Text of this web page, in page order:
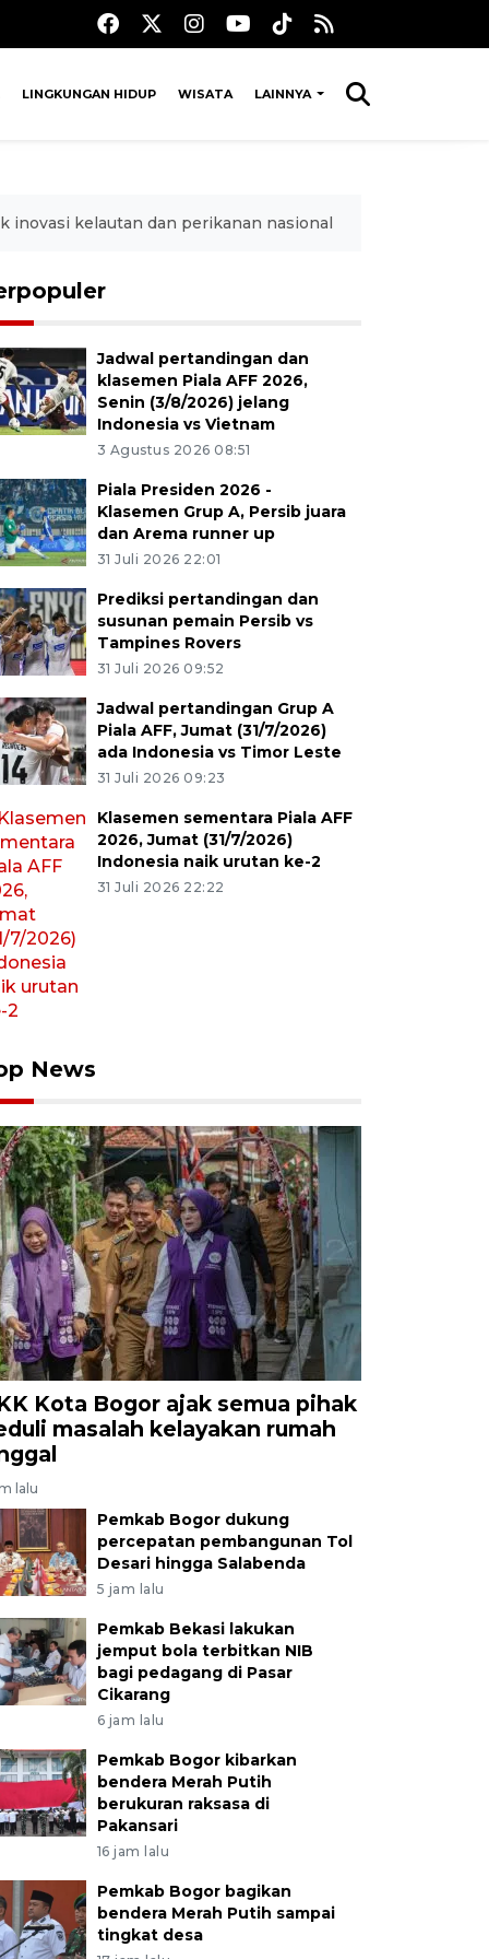
LINGKUNGAN HIDUP WISATA LAINNYA
inovasi kelautan dan perikanan nasional
Jadwal pertandingan dan
klasemen Piala AFF 2026,
Senin (3/8/2026) jelang
Indonesia vs Vietnam
3 Agustus 2026 08:51
Piala Presiden 2026 -
Klasemen Grup A, Persib juara
dan Arema runner up
31 Juli 2026 22:01
Prediksi pertandingan dan
susunan pemain Persib vs
Tampines Rovers
31 Juli 2026 09:52
Jadwal pertandingan Grup A
Piala AFF, Jumat (31/7/2026)
ada Indonesia vs Timor Leste
31 Juli 2026 09:23
Klasemen sementara Piala AFF
2026, Jumat (31/7/2026)
Indonesia naik urutan ke-2
31 Juli 2026 22:22
News
Kota Bogor ajak semua pihak
masalah kelayakan rumah
lalu
Pemkab Bogor dukung
percepatan pembangunan Tol
Desari hingga Salabenda
5 jam lalu
Pemkab Bekasi lakukan
jemput bola terbitkan NIB
bagi pedagang di Pasar
Cikarang
6 jam lalu
Pemkab Bogor kibarkan
bendera Merah Putih
berukuran raksasa di
Pakansari
16 jam lalu
Pemkab Bogor bagikan
bendera Merah Putih sampai
tingkat desa